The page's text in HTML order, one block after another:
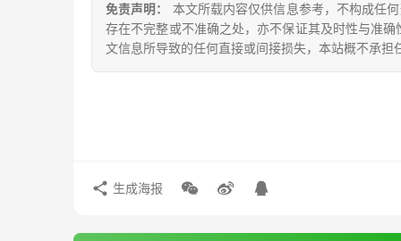
免责声明：
本文所载内容仅供信息参考，不构成任
存在不完整或不准确之处，亦不保证其及时性与准
文信息所导致的任何直接或间接损失，本站概不承担
生成海报